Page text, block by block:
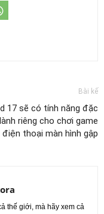
Bài kế
17 sẽ có tính năng đặc
riêng cho chơi game
điện thoại màn hình gập
thế giới, mà hãy xem cả